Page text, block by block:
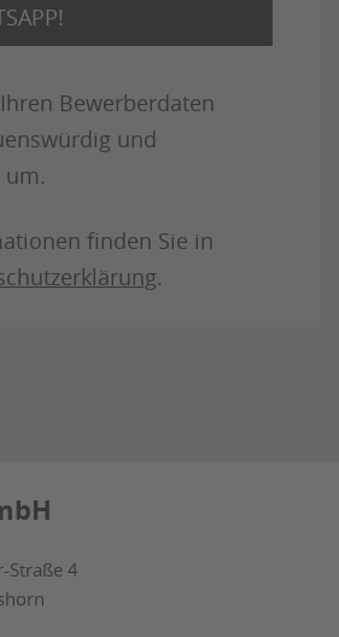
Bewerberdaten
und
finden Sie in
.
Straße 4